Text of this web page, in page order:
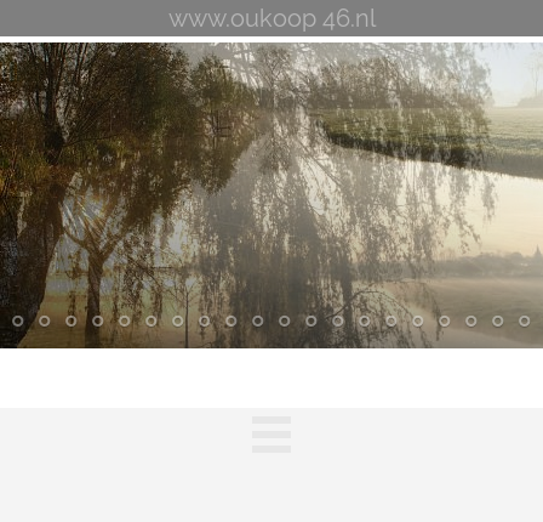
www.oukoop 46.nl